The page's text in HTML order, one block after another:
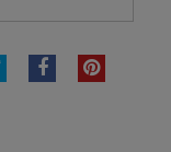
TWEETPARTAGER